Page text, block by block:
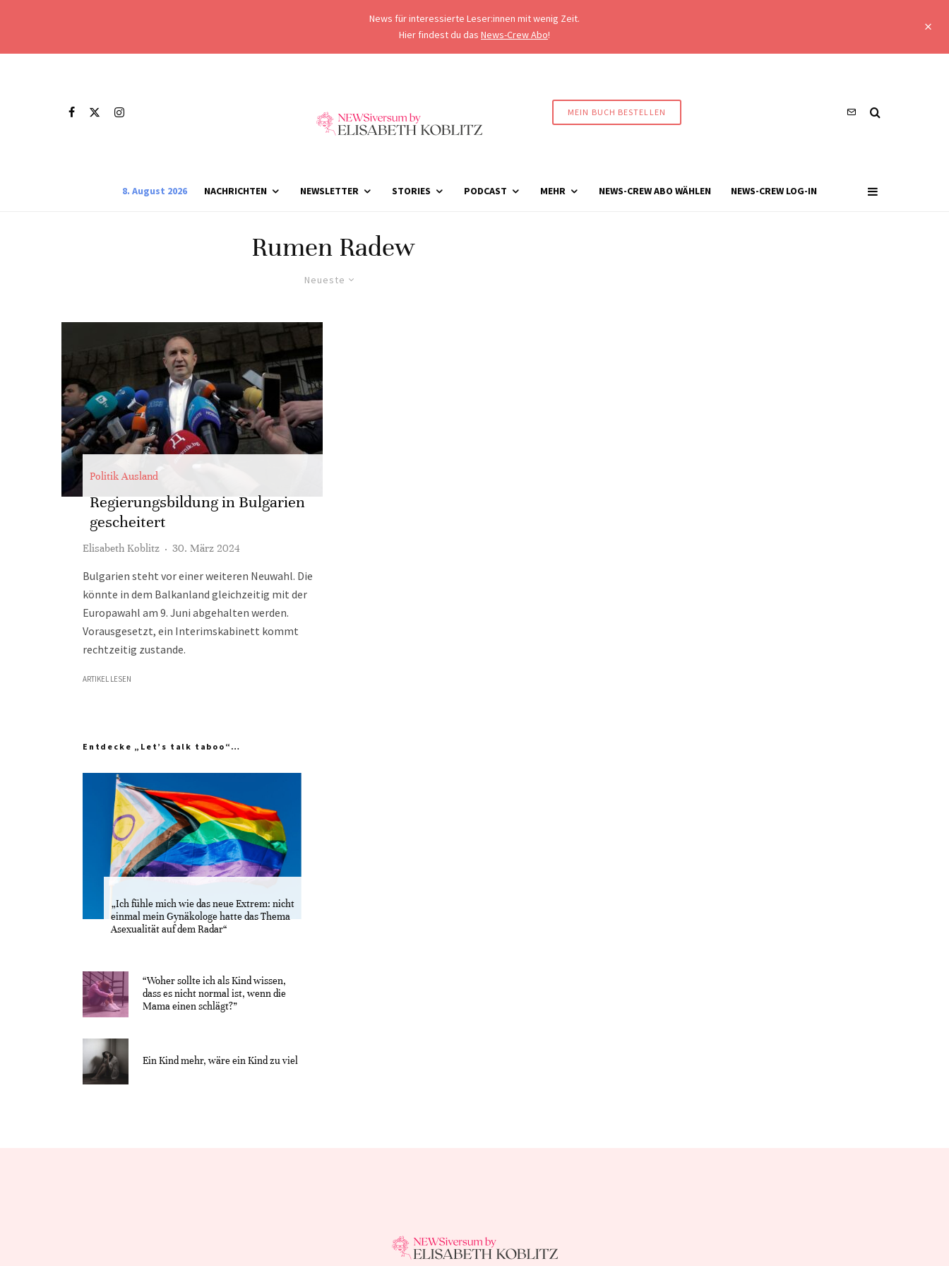
News für interessierte Leser:innen mit wenig Zeit.
Hier findest du das News-Crew Abo!
MEIN BUCH BESTELLEN
8. August 2026 NACHRICHTEN NEWSLETTER STORIES PODCAST MEHR NEWS-CREW ABO WÄHLEN NEWS-CREW LOG-IN
Rumen Radew
Neueste
Politik Ausland
Regierungsbildung in Bulgarien
gescheitert
Elisabeth Koblitz · 30. März 2024
Bulgarien steht vor einer weiteren Neuwahl. Die
könnte in dem Balkanland gleichzeitig mit der
Europawahl am 9. Juni abgehalten werden.
Vorausgesetzt, ein Interimskabinett kommt
rechtzeitig zustande.
ARTIKEL LESEN
Entdecke „Let’s talk taboo“…
„Ich fühle mich wie das neue Extrem: nicht
einmal mein Gynäkologe hatte das Thema
Asexualität auf dem Radar“
“Woher sollte ich als Kind wissen,
dass es nicht normal ist, wenn die
Mama einen schlägt?”
Ein Kind mehr, wäre ein Kind zu viel